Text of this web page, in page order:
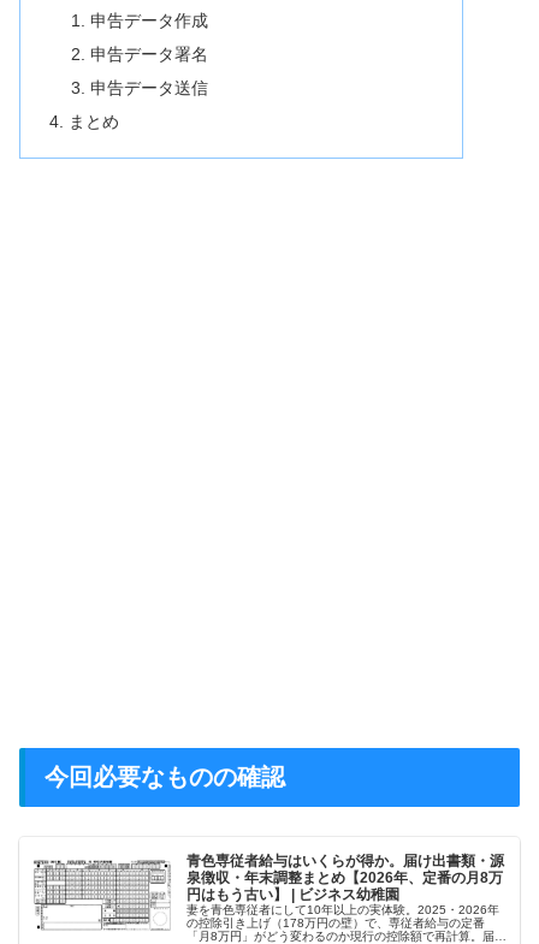
申告データ作成
申告データ署名
申告データ送信
まとめ
今回必要なものの確認
青色専従者給与はいくらが得か。届け出書類・源
泉徴収・年末調整まとめ【2026年、定番の月8万
円はもう古い】 | ビジネス幼稚園
妻を青色専従者にして10年以上の実体験。2025・2026年
の控除引き上げ（178万円の壁）で、専従者給与の定番
「月8万円」がどう変わるのか現行の控除額で再計算。届け